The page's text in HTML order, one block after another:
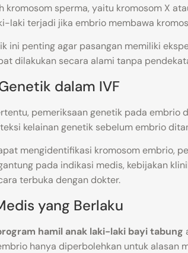
sperma, yaitu kromosom X
laki terjadi jika embrio membawa
ini penting agar pasangan memiliki
dilakukan secara alami tanpa
dalam IVF
pemeriksaan genetik pada embrio
kelainan genetik sebelum embrio
mengidentifikasi kromosom embrio,
pada indikasi medis, kebijakan
terbuka dengan dokter.
yang Berlaku
hamil anak laki-laki bayi tabung
hanya diperbolehkan untuk alasan